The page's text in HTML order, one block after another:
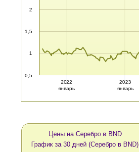
0,5
1
1,5
2
2022
январь
2023
январь
Цены на Серебро в BND
График за 30 дней (Серебро в BND)